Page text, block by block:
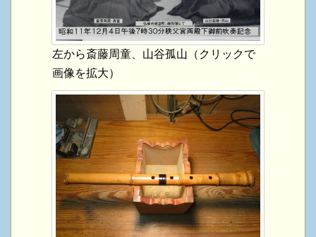
左から斎藤周童、山谷孤山（クリックで
画像を拡大）